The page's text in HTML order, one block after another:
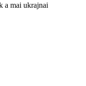
a mai ukrajnai